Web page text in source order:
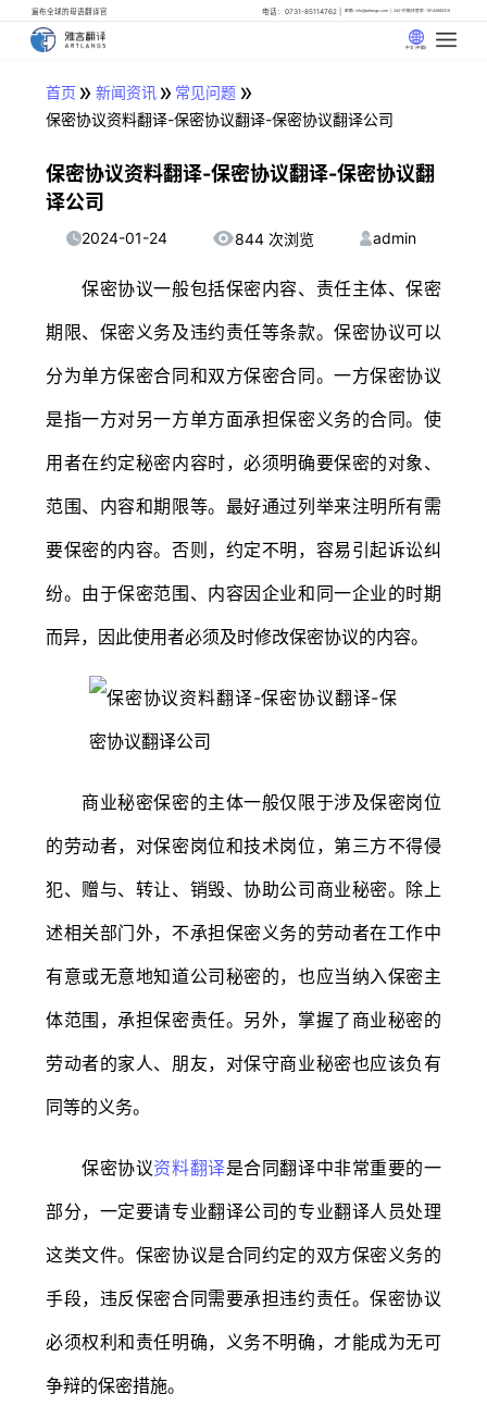
遍布全球的母语翻译官 电话：0731-85114762 邮箱: info@artlangs.com 24小时翻译管家: 18142666316
中文 (中国)
首页 » 新闻资讯» 常见问题 »
保密协议资料翻译-保密协议翻译-保密协议翻译公司
保密协议资料翻译-保密协议翻译-保密协议翻
译公司
2024-01-24 844 次浏览 admin
保密协议一般包括保密内容、责任主体、保密
期限、保密义务及违约责任等条款。保密协议可以
分为单方保密合同和双方保密合同。一方保密协议
是指一方对另一方单方面承担保密义务的合同。使
用者在约定秘密内容时，必须明确要保密的对象、
范围、内容和期限等。最好通过列举来注明所有需
要保密的内容。否则，约定不明，容易引起诉讼纠
纷。由于保密范围、内容因企业和同一企业的时期
而异，因此使用者必须及时修改保密协议的内容。
商业秘密保密的主体一般仅限于涉及保密岗位
的劳动者，对保密岗位和技术岗位，第三方不得侵
犯、赠与、转让、销毁、协助公司商业秘密。除上
述相关部门外，不承担保密义务的劳动者在工作中
有意或无意地知道公司秘密的，也应当纳入保密主
体范围，承担保密责任。另外，掌握了商业秘密的
劳动者的家人、朋友，对保守商业秘密也应该负有
同等的义务。
保密协议资料翻译是合同翻译中非常重要的一
部分，一定要请专业翻译公司的专业翻译人员处理
这类文件。保密协议是合同约定的双方保密义务的
手段，违反保密合同需要承担违约责任。保密协议
必须权利和责任明确，义务不明确，才能成为无可
争辩的保密措施。